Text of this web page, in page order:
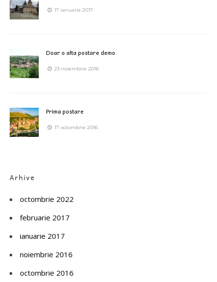
17 ianuarie 2017
Doar o alta postare demo
23 noiembrie 2016
Prima postare
17 octombrie 2016
Arhive
octombrie 2022
februarie 2017
ianuarie 2017
noiembrie 2016
octombrie 2016